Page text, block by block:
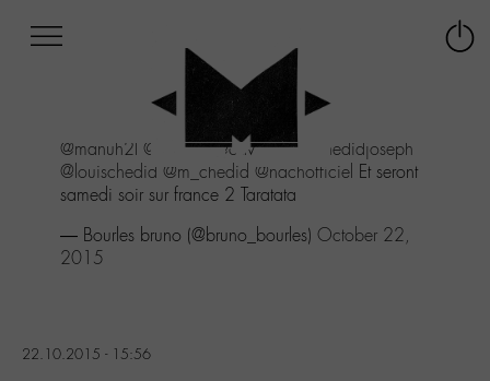
au
menu
Aller
contenu
Aller
@manuh2l @aslapix @cavousf5
@chedidjoseph
@louischedid @m_chedid @nachofficiel Et seront
samedi soir sur france 2 Taratata
— Bourles bruno (@bruno_bourles) October 22,
2015
22.10.2015 - 15:56